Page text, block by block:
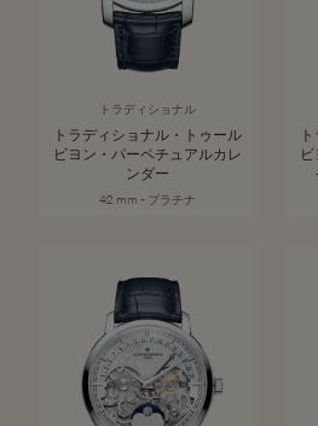
トラディショナル
トラディショナル・トゥール
ビヨン・パーペチュアルカレ
ンダー
42 mm - プラチナ